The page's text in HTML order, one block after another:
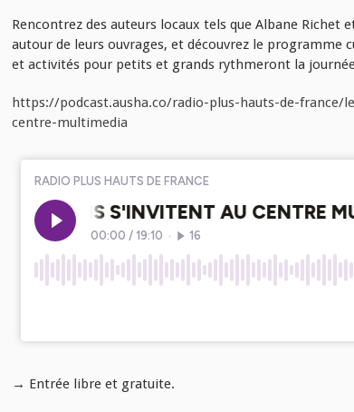
Rencontrez des auteurs locaux tels que Albane Richet
autour de leurs ouvrages, et découvrez le programme
et activités pour petits et grands rythmeront la
https://podcast.ausha.co/radio-plus-hauts-de-france/
centre-multimedia
→ Entrée libre et gratuite.